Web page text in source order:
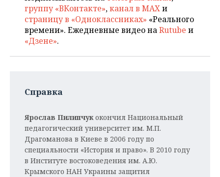
группу «ВКонтакте»,канал в MAXи
страницу в «Одноклассниках» «Реального
времени». Ежедневные видео наRutube и
«Дзене».
Справка
Ярослав Пилипчукокончил Национальный
педагогический университет им. М.П.
Драгоманова в Киеве в 2006 году по
специальности «История и право». В 2010 году
в Институте востоковедения им. А.Ю.
Крымского НАН Украины защитил